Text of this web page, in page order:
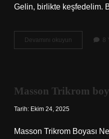
Gelin, birlikte keşfedelim.
Devamını okuyun
nedir
?
8
Masson Trikrom
Tarih: Ekim 24, 2025
Masson Trikrom Boyası